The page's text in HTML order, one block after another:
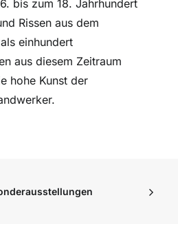
bis zum 18. Jahrhundert
Rissen aus dem
einhundert
aus diesem Zeitraum
hohe Kunst der